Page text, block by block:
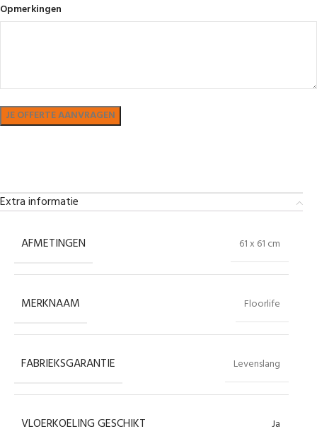
Opmerkingen
Extra informatie
AFMETINGEN 61 x 61 cm
MERKNAAM Floorlife
FABRIEKSGARANTIE Levenslang
VLOERKOELING GESCHIKT Ja